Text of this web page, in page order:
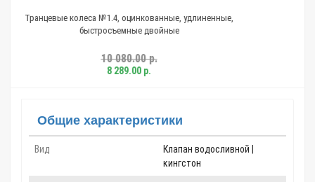
оцинкованные, удлиненные,
Лючок дренажный
Общие характеристики
Вид
Клапан водосливной |
кингстон